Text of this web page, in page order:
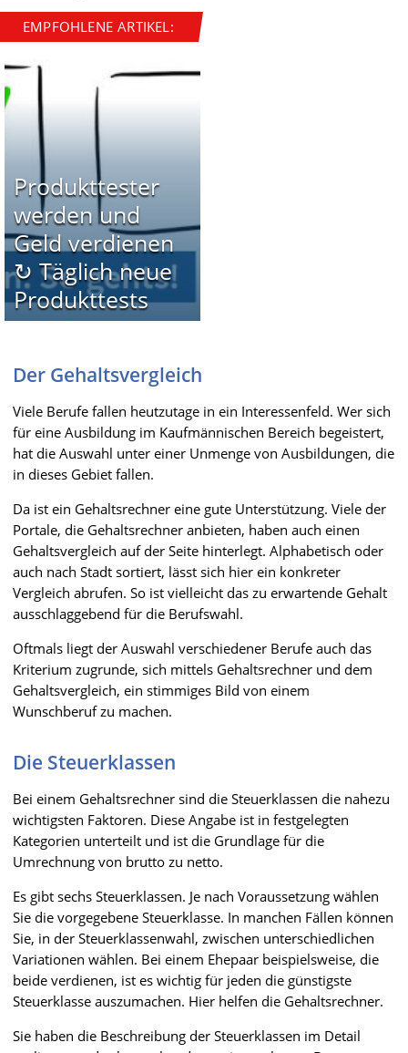
EMPFOHLENE ARTIKEL:
Produkttester
werden und
Geld verdienen
↻ Täglich neue
Produkttests
Der Gehaltsvergleich
Viele Berufe fallen heutzutage in ein Interessenfeld. Wer sich
für eine Ausbildung im Kaufmännischen Bereich begeistert,
hat die Auswahl unter einer Unmenge von Ausbildungen, die
in dieses Gebiet fallen.
Da ist ein Gehaltsrechner eine gute Unterstützung. Viele der
Portale, die Gehaltsrechner anbieten, haben auch einen
Gehaltsvergleich auf der Seite hinterlegt. Alphabetisch oder
auch nach Stadt sortiert, lässt sich hier ein konkreter
Vergleich abrufen. So ist vielleicht das zu erwartende Gehalt
ausschlaggebend für die Berufswahl.
Oftmals liegt der Auswahl verschiedener Berufe auch das
Kriterium zugrunde, sich mittels Gehaltsrechner und dem
Gehaltsvergleich, ein stimmiges Bild von einem
Wunschberuf zu machen.
Die Steuerklassen
Bei einem Gehaltsrechner sind die Steuerklassen die nahezu
wichtigsten Faktoren. Diese Angabe ist in festgelegten
Kategorien unterteilt und ist die Grundlage für die
Umrechnung von brutto zu netto.
Es gibt sechs Steuerklassen. Je nach Voraussetzung wählen
Sie die vorgegebene Steuerklasse. In manchen Fällen können
Sie, in der Steuerklassenwahl, zwischen unterschiedlichen
Variationen wählen. Bei einem Ehepaar beispielsweise, die
beide verdienen, ist es wichtig für jeden die günstigste
Steuerklasse auszumachen. Hier helfen die Gehaltsrechner.
Sie haben die Beschreibung der Steuerklassen im Detail